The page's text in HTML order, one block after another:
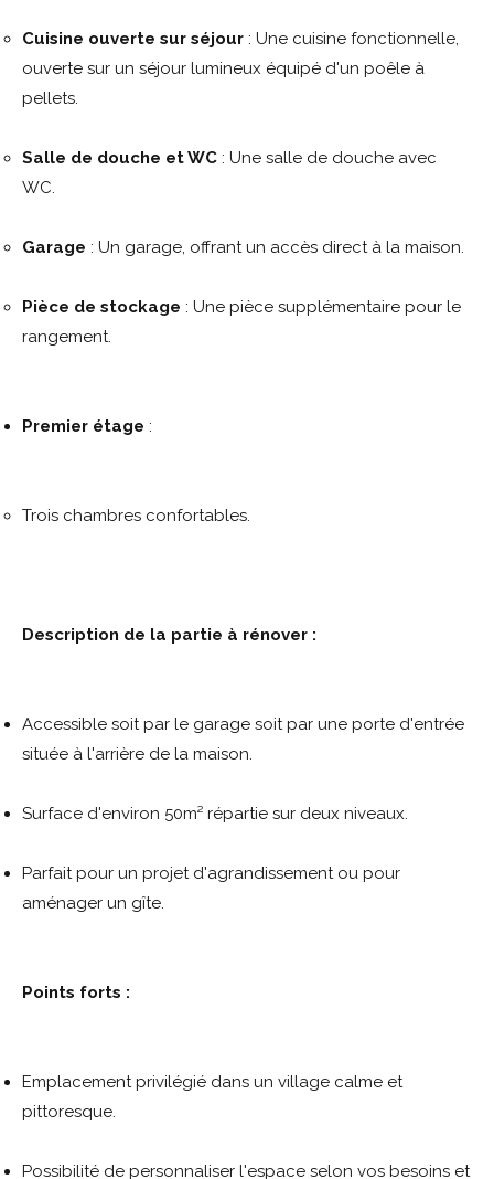
Cuisine ouverte sur séjour : Une cuisine fonctionnelle,
ouverte sur un séjour lumineux équipé d'un poêle à
pellets.
Salle de douche et WC : Une salle de douche avec
WC.
Garage : Un garage, offrant un accès direct à la maison.
Pièce de stockage : Une pièce supplémentaire pour le
rangement.
Premier étage :
Trois chambres confortables.
Description de la partie à rénover :
Accessible soit par le garage soit par une porte d'entrée
située à l'arrière de la maison.
Surface d'environ 50m² répartie sur deux niveaux.
Parfait pour un projet d'agrandissement ou pour
aménager un gîte.
Points forts :
Emplacement privilégié dans un village calme et
pittoresque.
Possibilité de personnaliser l'espace selon vos besoins et